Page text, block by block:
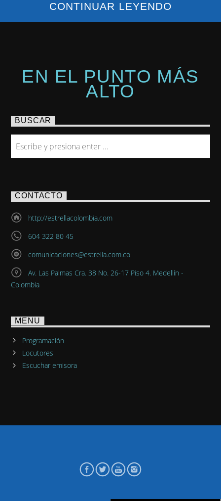
CONTINUAR LEYENDO
EN EL PUNTO MÁS
ALTO
BUSCAR
CONTACTO
http://estrellacolombia.com
604 322 80 45
comunicaciones@estrella.com.co
Av. Las Palmas Cra. 38 No. 26-17 Piso 4. Medellín -
Colombia
MENU
Programación
Locutores
Escuchar emisora